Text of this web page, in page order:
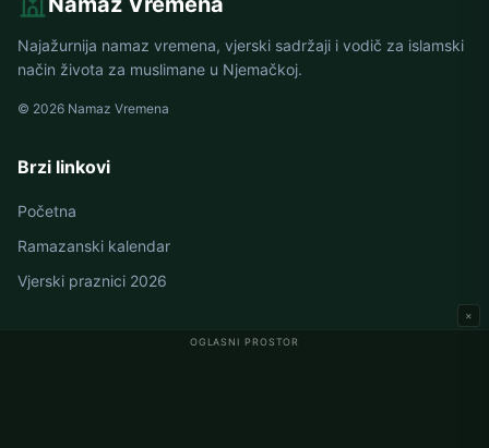
OGLASNI PROSTOR
×
Najažurnija namaz vremena, vjerski sadržaji i vodič za islamski
način života za muslimane u Njemačkoj.
© 2026 Namaz Vremena
Brzi linkovi
Početna
Ramazanski kalendar
Vjerski praznici 2026
Namaz vremena u Njemačkoj